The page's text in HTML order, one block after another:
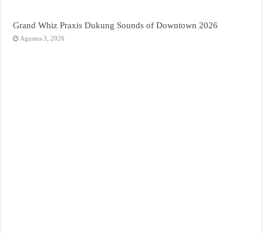
Grand Whiz Praxis Dukung Sounds of Downtown 2026
Agustus 3, 2026